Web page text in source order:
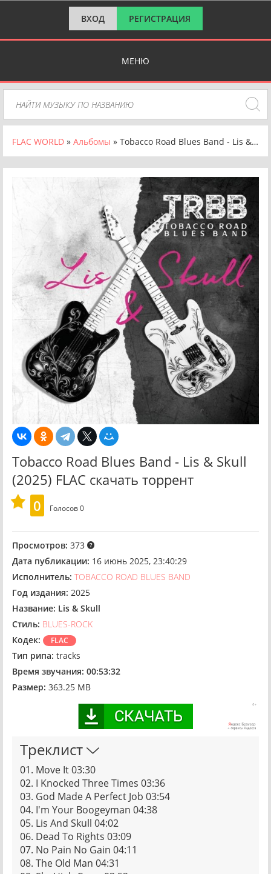
ВХОД РЕГИСТРАЦИЯ
МЕНЮ
FLAC WORLD » Альбомы » Tobacco Road Blues Band - Lis & Skull (2025) FLAC
Tobacco Road Blues Band - Lis & Skull
(2025) FLAC скачать торрент
0
Голосов0
Просмотров: 373
Дата публикации: 16 июнь 2025, 23:40:29
Исполнитель: TOBACCO ROAD BLUES BAND
Год издания: 2025
Название: Lis & Skull
Стиль: BLUES-ROCK
Кодек:
FLAC
Тип рипа: tracks
Время звучания: 00:53:32
Размер: 363.25 MB
Треклист
01. Move It 03:30
02. I Knocked Three Times 03:36
03. God Made A Perfect Job 03:54
04. I'm Your Boogeyman 04:38
05. Lis And Skull 04:02
06. Dead To Rights 03:09
07. No Pain No Gain 04:11
08. The Old Man 04:31